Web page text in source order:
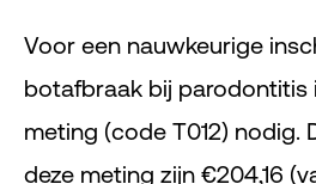
Voor een nauwkeurige
botafbraak bij parodontitis
meting (code T012) nodig.
deze meting zijn €204,16